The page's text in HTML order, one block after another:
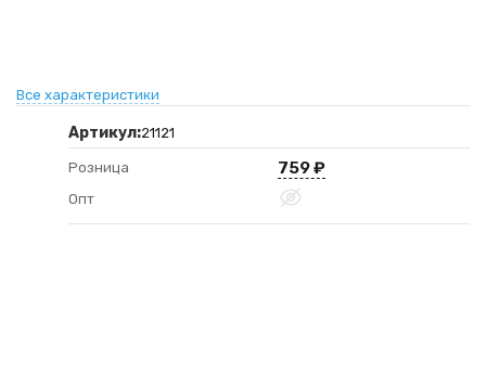
Все характеристики
Артикул:21121
Розница 759₽
Опт